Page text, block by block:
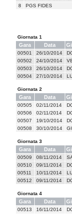
8
PGS FIDES
Giornata 1
Gara Data
00501 26/10/2014
00502
24/10/2014
00503
26/10/2014
00504
27/10/2014
Giornata 2
Gara Data
00505 02/11/2014
00506
02/11/2014
00507
19/10/2014
00508
30/10/2014
Giornata 3
Gara Data
00509 08/11/2014
00510
09/11/2014
00511
10/11/2014
00512
09/11/2014
Giornata 4
Gara Data
00513 16/11/2014